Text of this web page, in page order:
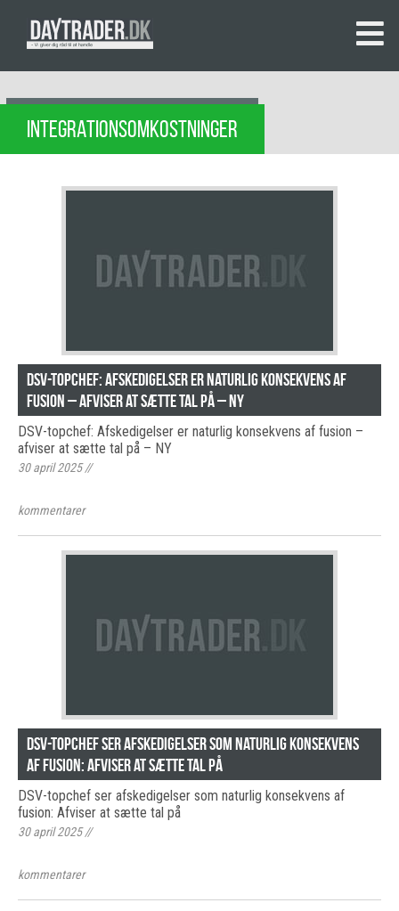
INTEGRATIONSOMKOSTNINGER
DSV-topchef: Afskedigelser er naturlig konsekvens af
fusion – afviser at sætte tal på – NY
DSV-topchef: Afskedigelser er naturlig konsekvens af fusion –
afviser at sætte tal på – NY
30 april 2025//
kommentarer
DSV-topchef ser afskedigelser som naturlig konsekvens
af fusion: Afviser at sætte tal på
DSV-topchef ser afskedigelser som naturlig konsekvens af
fusion: Afviser at sætte tal på
30 april 2025//
kommentarer